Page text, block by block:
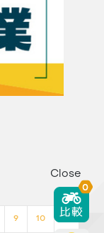
9 10 >>
Close
0